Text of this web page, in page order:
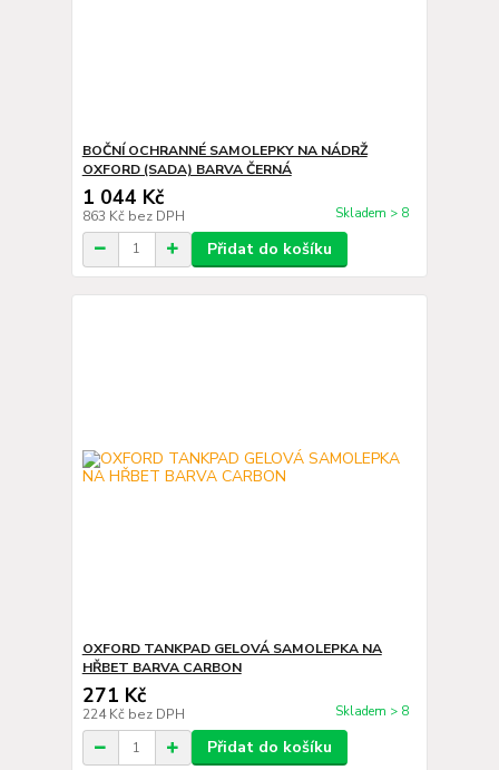
BOČNÍ OCHRANNÉ SAMOLEPKY NA NÁDRŽ
OXFORD (SADA) BARVA ČERNÁ
1 044 Kč
863 Kč bez DPH Skladem > 8
Přidat do košíku
OXFORD TANKPAD GELOVÁ SAMOLEPKA NA
HŘBET BARVA CARBON
271 Kč
224 Kč bez DPH Skladem > 8
Přidat do košíku